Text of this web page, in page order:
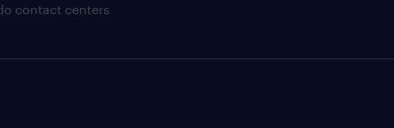
contact centers